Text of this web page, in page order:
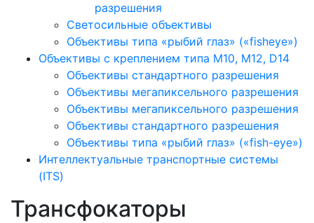
разрешения
Светосильные объективы
Объективы типа «рыбий глаз» («fisheye»)
Объективы с креплением типа M10, M12, D14
Объективы стандартного разрешения
Объективы мегапиксельного разрешения
Объективы мегапиксельного разрешения
Объективы стандартного разрешения
Объективы типа «рыбий глаз» («fish-eye»)
Интеллектуальные транспортные системы
(ITS)
Трансфокаторы